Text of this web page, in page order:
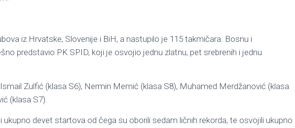
iz Hrvatske, Slovenije i BiH, a nastupilo je 115 takmičara. Bosnu i
predstavio PK SPID, koji je osvojio jednu zlatnu, pet srebrenih i jednu
Zulfić (klasa S6), Nermin Memić (klasa S8), Muhamed Merdžanović (klasa
(klasa S7).
ukupno devet startova od čega su oborili sedam ličnih rekorda, te osvojili ukupno